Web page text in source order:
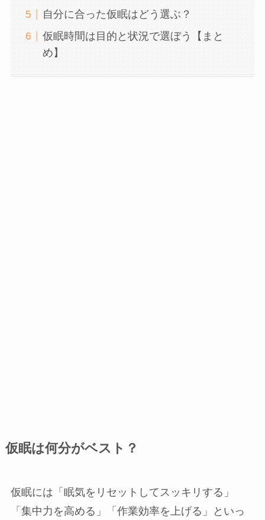
自分に合った仮眠はどう選ぶ？
仮眠時間は目的と状況で選ぼう【まと
め】
仮眠は何分がベスト？
仮眠には「眠気をリセットしてスッキリする」
「集中力を高める」「作業効率を上げる」といっ